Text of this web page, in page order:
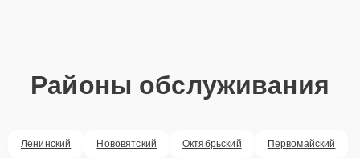
Районы обслуживания
Ленинский Нововятский Октябрьский Первомайский